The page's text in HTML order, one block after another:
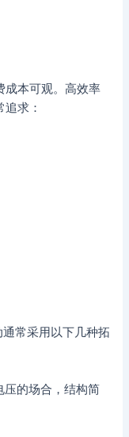
成本可观。高效率
求：
常采用以下几种拓
压的场合，结构简